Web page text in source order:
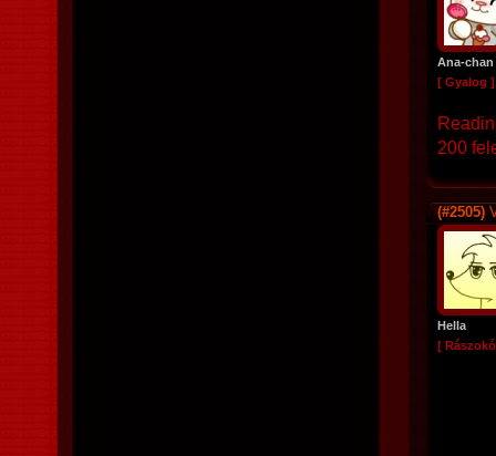
Ana-chan
[ Gyalog ]
200
(#2505)
Hella
[